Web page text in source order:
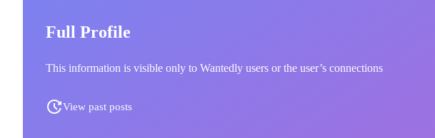
Full Profile
This information is visible only to Wantedly users or the user’s connections
View past posts